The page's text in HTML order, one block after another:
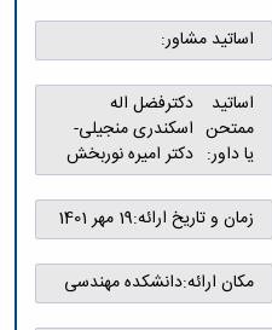
اساتید مشاور:
اساتید
ممتحن
یا داور:
دکترفضل اله
اسکندری منجیلی-
دکتر امیره نوربخش
زمان و تاریخ ارائه:19 مهر 1401
مکان ارائه:دانشکده مهندسی